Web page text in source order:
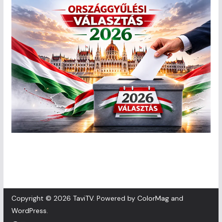
Copyright © 2026 TaviTV. Powered by ColorMagand
WordPress.